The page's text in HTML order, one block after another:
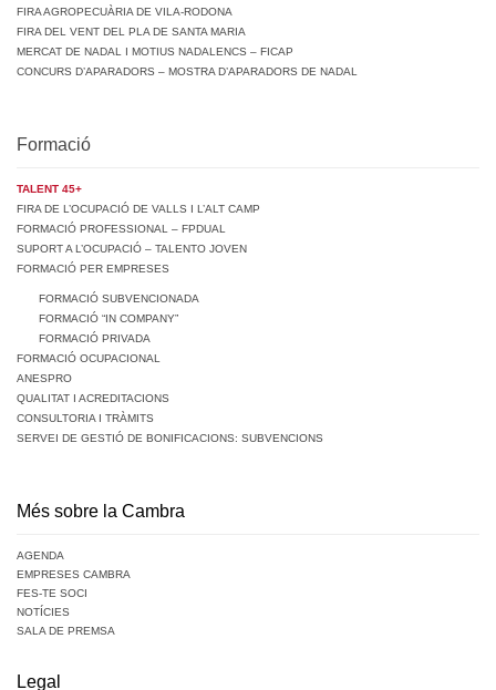
FIRA AGROPECUÀRIA DE VILA-RODONA
FIRA DEL VENT DEL PLA DE SANTA MARIA
MERCAT DE NADAL I MOTIUS NADALENCS – FICAP
CONCURS D’APARADORS – MOSTRA D’APARADORS DE NADAL
Formació
TALENT 45+
FIRA DE L’OCUPACIÓ DE VALLS I L’ALT CAMP
FORMACIÓ PROFESSIONAL – FPDUAL
SUPORT A L’OCUPACIÓ – TALENTO JOVEN
FORMACIÓ PER EMPRESES
FORMACIÓ SUBVENCIONADA
FORMACIÓ “IN COMPANY”
FORMACIÓ PRIVADA
FORMACIÓ OCUPACIONAL
ANESPRO
QUALITAT I ACREDITACIONS
CONSULTORIA I TRÀMITS
SERVEI DE GESTIÓ DE BONIFICACIONS: SUBVENCIONS
Més sobre la Cambra
AGENDA
EMPRESES CAMBRA
FES-TE SOCI
NOTÍCIES
SALA DE PREMSA
Legal